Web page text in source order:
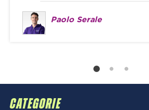
Paolo Serale
CATEGORIE